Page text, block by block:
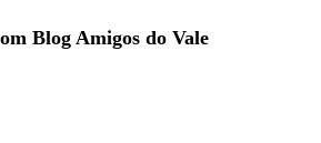
Blog Amigos do Vale